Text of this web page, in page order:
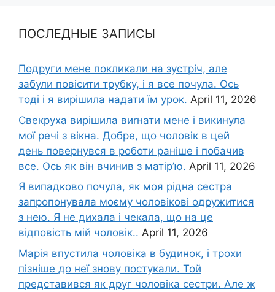
ПОСЛЕДНЫЕ ЗАПИСЫ
Подруги мене покликали на зустріч, але
забули повісити трубку, і я все почула. Ось
тоді і я вирішила надати їм урок. April 11, 2026
Свекруха вирішила виrнати мене і викинула
мої речі з вікна. Добре, що чоловік в цей
день повернувся в роботи раніше і побачив
все. Ось як він вчинив з матір’ю. April 11, 2026
Я випадково почула, як моя рідна сестра
запропонувала моєму чоловікові одружитися
з нею. Я не дихала і чекала, що на це
відповість мій чоловік.. April 11, 2026
Марія впустила чоловіка в будинок, і трохи
пізніше до неї знову постукали. Той
представився як друг чоловіка сестри. Але ж